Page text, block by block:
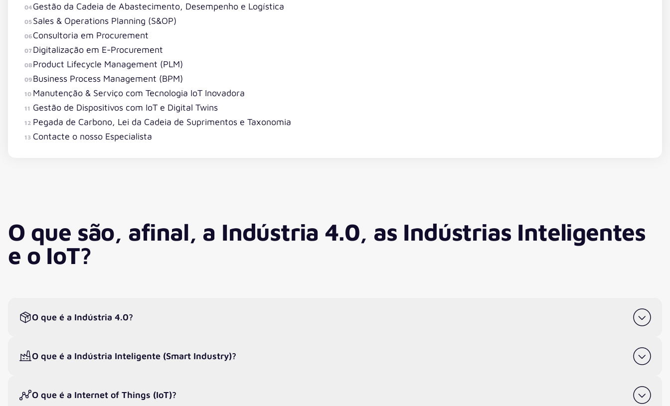
04 Gestão da Cadeia de Abastecimento, Desempenho e Logística
05 Sales & Operations Planning (S&OP)
06 Consultoria em Procurement
07 Digitalização em E-Procurement
08 Product Lifecycle Management (PLM)
09 Business Process Management (BPM)
10 Manutenção & Serviço com Tecnologia IoT Inovadora
11 Gestão de Dispositivos com IoT e Digital Twins
12 Pegada de Carbono, Lei da Cadeia de Suprimentos e Taxonomia
13 Contacte o nosso Especialista
O que são, afinal, a Indústria 4.0, as Indústrias Inteligentes
e o IoT?
O que é a Indústria 4.0?
O que é a Indústria Inteligente (Smart Industry)?
O que é a Internet of Things (IoT)?